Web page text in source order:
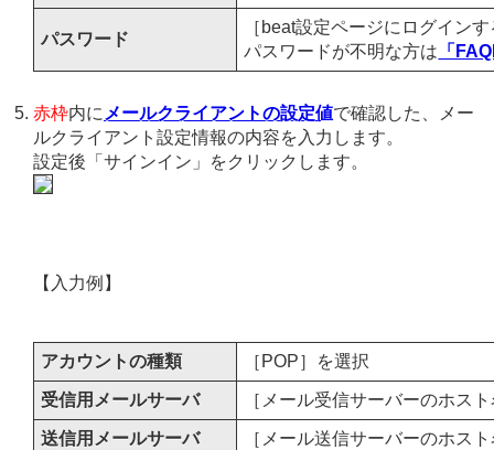
パスワード
［beat設定ページにログイン
パスワードが不明な方は 「
赤枠内に メールクライアントの設定値で確認した、メー
ルクライアント設定情報の内容を入力します。
設定後「サインイン」をクリックします。
【入力例】
アカウントの種類 ［POP］を選択
受信用メールサーバ ［メール受信サーバーのホス
送信用メールサーバ ［メール送信サーバーのホス